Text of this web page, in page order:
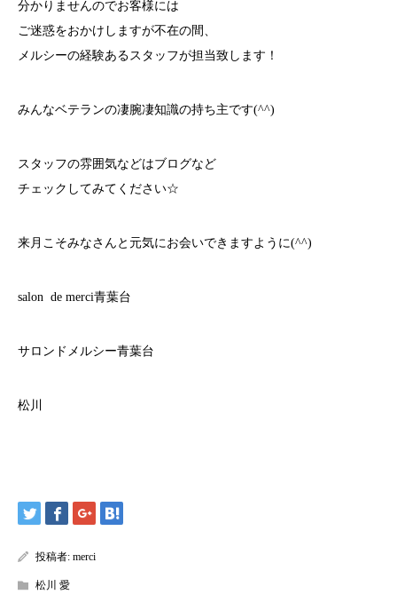
分かりませんのでお客様には
ご迷惑をおかけしますが不在の間、
メルシーの経験あるスタッフが担当致します！
みんなベテランの凄腕凄知識の持ち主です(^^)
スタッフの雰囲気などはブログなど
チェックしてみてください☆
来月こそみなさんと元気にお会いできますように(^^)
salon de merci青葉台
サロンドメルシー青葉台
松川
投稿者: merci
松川 愛